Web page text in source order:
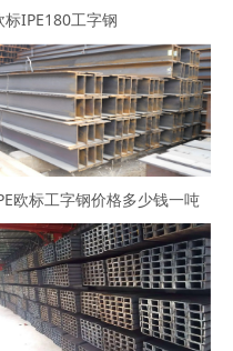
标IPE180工字钢
欧标工字钢价格多少钱一吨